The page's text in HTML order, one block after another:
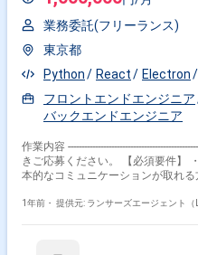
ることができます ・開発メンバー
た個人の環境は各自の責任で好き
見積もりは実装を担当するメンバ
情報共有の文化なので、開発に必
値についてもメンバーの誰もがいつ
トツール(slack)を導入しています 【環境】 RubyonRails / AWS / Docker /
就業時間：フレックスタイム制
業務委託(フリーランス)
東京都
Python
React Electron
フロントエンドエンジニア
バックエンドエンジニア
作業内容
きご応募ください。 【必須要件】 ・20代後半～40代の方、活躍中！ ・基
本的なコミュニケーションが取れ
（副業不可） ・エンジニア実務経験3
1年前・ 提供元: ランサーズエージェント（